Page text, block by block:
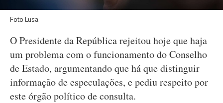
Foto Lusa
O Presidente da República rejeitou hoje que haja
um problema com o funcionamento do Conselho
de Estado, argumentando que há que distinguir
informação de especulações, e pediu respeito por
este órgão político de consulta.